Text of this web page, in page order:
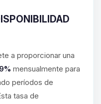
a proporcionar una
mensualmente para
períodos de
tasa de